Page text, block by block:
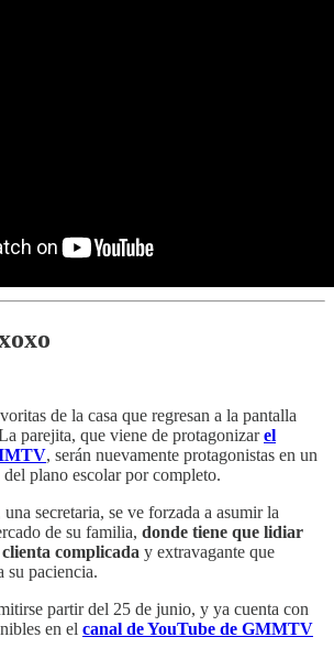
de la casa que regresan a la pantalla
parejita, que viene de protagonizarel
, serán nuevamente protagonistas en un
plano escolar por completo.
secretaria, se ve forzada a asumir la
de su familia, donde tiene que lidiar
complicada y extravagante que
su paciencia.
partir del 25 de junio, y ya cuenta con
en el canal de YouTube de GMMTV